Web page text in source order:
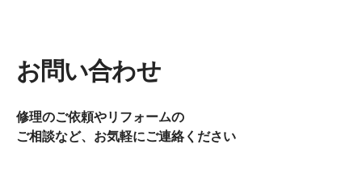
お問い合わせ
修理のご依頼やリフォームの
ご相談など、お気軽にご連絡ください